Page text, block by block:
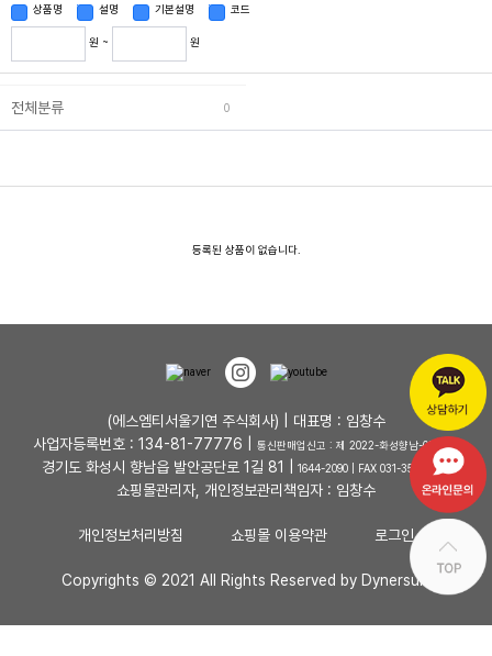
상품명 설명 기본설명 코드
원 ~ 원
전체분류 0
등록된 상품이 없습니다.
(에스엠티서울기연 주식회사) | 대표명 : 임창수
사업자등록번호 : 134-81-77776 |
통신판매업신고 : 제 2022-화성향남-0048 호
경기도 화성시 향남읍 발안공단로 1길 81 | 1644-2090 | FAX 031-353-4727
쇼핑몰관리자, 개인정보관리책임자 : 임창수
개인정보처리방침 쇼핑몰 이용약관 로그인
Copyrights © 2021 All Rights Reserved by Dynersum